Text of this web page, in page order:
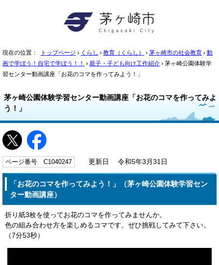
現在の位置： トップページ › くらし › 教育（くらし） › 茅ヶ崎市の社会教育 › 動
画で学ぼう！自宅で学ぼう！！ › 親子・子ども向け工作紹介 › 茅ヶ崎公園体験学
習センター動画講座「お花のコマを作ってみよう！」
茅ヶ崎公園体験学習センター動画講座「お花のコマを作ってみよ
う！」
ページ番号 C1040247 更新日 令和5年3月31日
「お花のコマを作ってみよう！」（茅ヶ崎公園体験学習セン
ター動画講座）
折り紙3枚を使ってお花のコマを作ってみませんか。
色の組み合わせ方を楽しめるコマです。ぜひ挑戦してみて下さい。
（7分53秒）